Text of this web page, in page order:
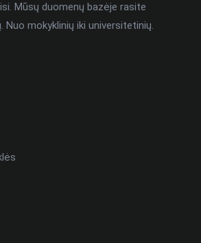
Mūsų duomenų bazėje rasite
Nuo mokyklinių iki universitetinių.